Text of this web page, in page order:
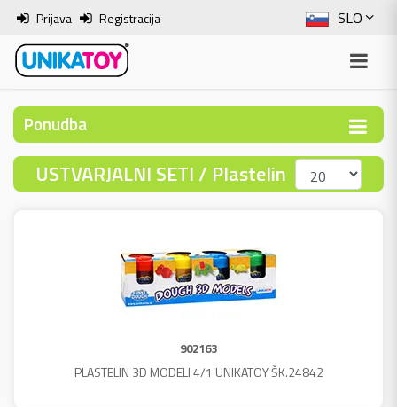
SLO
ENG
ITA
BOS
Prijava Registracija
Ponudba
USTVARJALNI SETI / Plastelin
902163
PLASTELIN 3D MODELI 4/1 UNIKATOY ŠK.24842